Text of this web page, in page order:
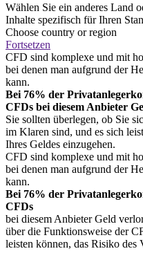
Wählen Sie ein anderes Land
Inhalte spezifisch für Ihren
Choose country or region
Fortsetzen
CFD sind komplexe und mit
bei denen man aufgrund der
kann.
Bei 76% der
CFDs bei diesem Anbieter
Sie sollten überlegen, ob Sie
im Klaren sind, und es sich
Ihres Geldes einzugehen.
CFD sind komplexe und mit
bei denen man aufgrund der
kann.
Bei 76% der
CFDs
bei diesem Anbieter Geld
über die Funktionsweise der
leisten können, das Risiko des